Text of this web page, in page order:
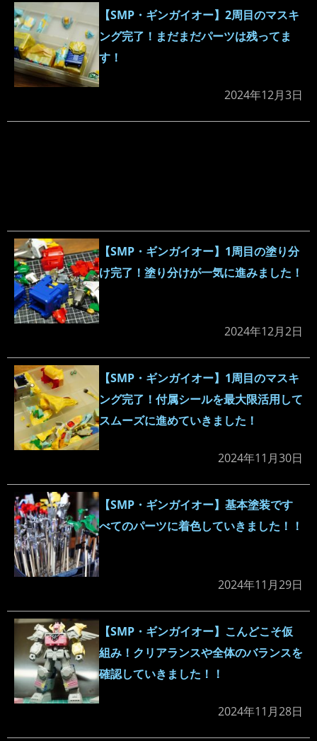
【SMP・ギンガイオー】2周目のマスキ
ング完了！まだまだパーツは残ってま
す！
2024年12月3日
【SMP・ギンガイオー】1周目の塗り分
け完了！塗り分けが一気に進みました！
2024年12月2日
【SMP・ギンガイオー】1周目のマスキ
ング完了！付属シールを最大限活用して
スムーズに進めていきました！
2024年11月30日
【SMP・ギンガイオー】基本塗装です
べてのパーツに着色していきました！！
2024年11月29日
【SMP・ギンガイオー】こんどこそ仮
組み！クリアランスや全体のバランスを
確認していきました！！
2024年11月28日